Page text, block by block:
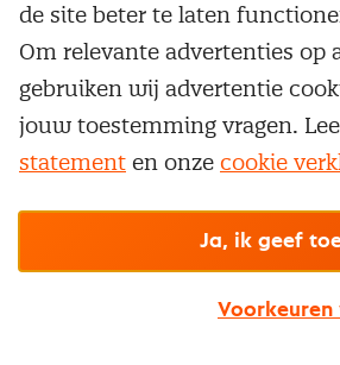
de site beter te laten
Om relevante advertenties op
gebruiken wij advertentie
jouw toestemming vragen.
statement en onze cookie
Ja, ik geef
Voorkeuren